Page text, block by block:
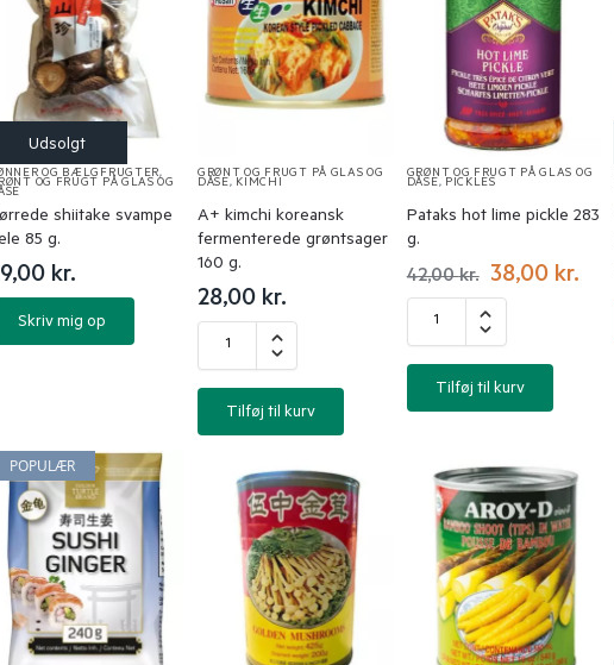
OG BÆLGFRUGTER,
OG FRUGT PÅ GLAS OG
shiitake svampe
85 g.
kr.
Skriv mig op
GRØNT OG FRUGT PÅ GLAS OG
DÅSE, KIMCHI
A+ kimchi koreansk
fermenterede grøntsager
160 g.
28,00 kr.
Tilføj til kurv
GRØNT OG FRUGT PÅ GLAS OG
DÅSE, PICKLES
Pataks hot lime pickle 283
g.
42,00kr. 38,00 kr.
Tilføj til kurv
POPULÆR